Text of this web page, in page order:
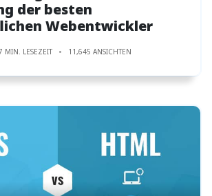
der besten
Webentwickler
MIN. LESEZEIT 11,645 ANSICHTEN